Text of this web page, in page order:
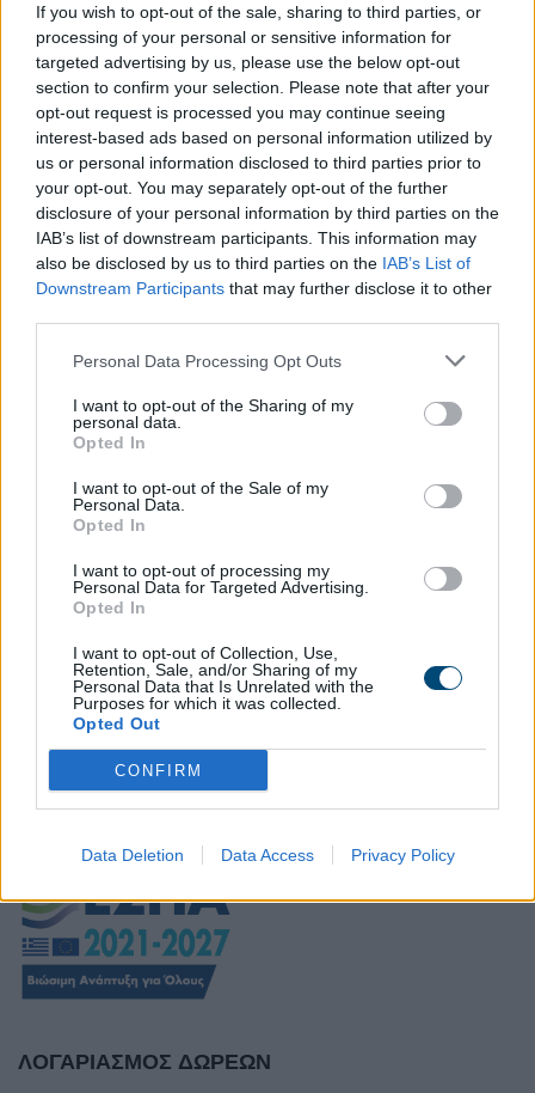
If you wish to opt-out of the sale, sharing to third parties, or
processing of your personal or sensitive information for
targeted advertising by us, please use the below opt-out
section to confirm your selection. Please note that after your
opt-out request is processed you may continue seeing
interest-based ads based on personal information utilized by
us or personal information disclosed to third parties prior to
your opt-out. You may separately opt-out of the further
disclosure of your personal information by third parties on the
IAB’s list of downstream participants. This information may
also be disclosed by us to third parties on the IAB’s List of
Downstream Participants that may further disclose it to other
Personal Data Processing Opt Outs
I want to opt-out of the Sharing of my
personal data.
Opted In
I want to opt-out of the Sale of my
Personal Data.
Opted In
I want to opt-out of processing my
Personal Data for Targeted Advertising.
Opted In
I want to opt-out of Collection, Use,
Retention, Sale, and/or Sharing of my
Personal Data that Is Unrelated with the
Purposes for which it was collected.
Opted Out
CONFIRM
Data Deletion Data Access Privacy Policy
Παρουσίαση στο ραδιόφωνο
Αγρόκτημα ΒΙΟκοφινάκι: Ένα θαύμα
της απεξάρτησης στο Ψυχιατρικό
Νοσοκομείο Θεσσαλονίκης.
ΛΟΓΑΡΙΑΣΜΟΣ ΔΩΡΕΩΝ